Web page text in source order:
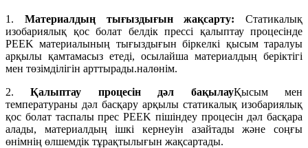
1. Материалдың тығыздығын жақсарту:
Статикалық
изобариялық қос болат белдік прессі қалыптау процесінде
PEEK материалының тығыздығын біркелкі қысым таралуы
арқылы қамтамасыз етеді, осылайша материалдың беріктігі
мен төзімділігін арттырады.налөнім.
2.Қалыптау процесін дәл бақылауҚысым мен
температураны дәл басқару арқылы статикалық изобариялық
қос болат таспалы прес PEEK пішіндеу процесін дәл басқара
алады, материалдың ішкі кернеуін азайтады және соңғы
өнімнің өлшемдік тұрақтылығын жақсартады.